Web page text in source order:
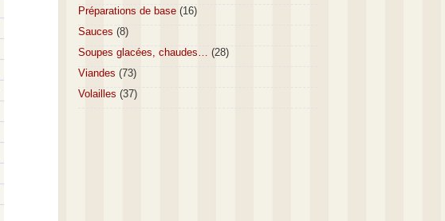
Préparations de base (16)
Sauces (8)
Soupes glacées, chaudes… (28)
Viandes (73)
Volailles (37)